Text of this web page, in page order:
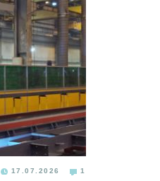
17.07.2026 1